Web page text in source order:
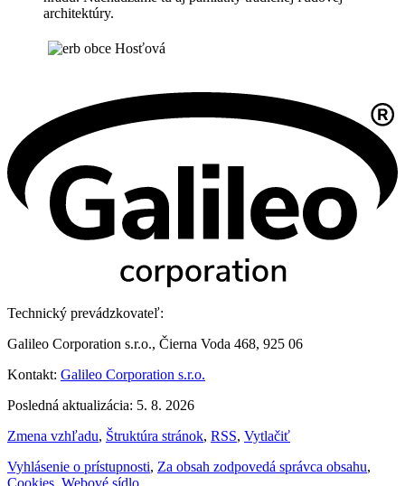
architektúry.
Technický prevádzkovateľ:
Galileo Corporation s.r.o., Čierna Voda 468, 925 06
Kontakt: Galileo Corporation s.r.o.
Posledná aktualizácia: 5. 8. 2026
Zmena vzhľadu, Štruktúra stránok, RSS, Vytlačiť
Vyhlásenie o prístupnosti, Za obsah zodpovedá správca obsahu,
Cookies Webové sídlo